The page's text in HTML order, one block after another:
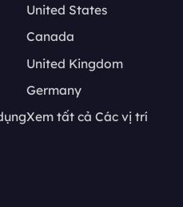
United States
Canada
United Kingdom
Germany
Xem tất cả Các vị trí